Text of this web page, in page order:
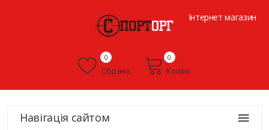
Інтернет магазин
Обране
0
Кошик
0
Навігація сайтом